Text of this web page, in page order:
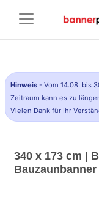
Hinweis - Vom 14.08. bis
Zeitraum kann es zu
Vielen Dank für Ihr
340 x 173 cm |
Bauzaunbanner